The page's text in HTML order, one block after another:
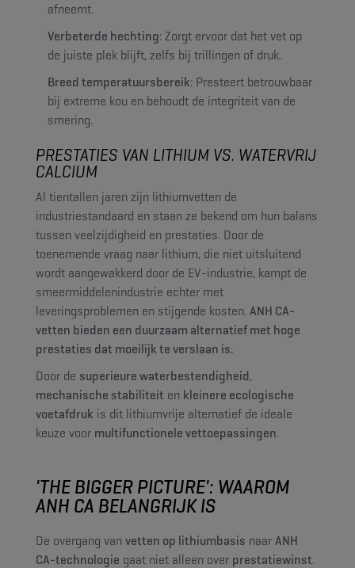
afneemt.
Verbeterde hechting: Zorgt ervoor dat het vet op
de juiste plek blijft, zelfs bij trillingen of druk.
Breed temperatuursbereik: Presteert betrouwbaar
bij extreme kou en behoudt de integriteit van de
smering.
PRESTATIES VAN LITHIUM VS. WATERVRIJ
CALCIUM
Al tientallen jaren zijn lithiumvetten de
industriestandaard en staan ze bekend om hun balans
tussen veelzijdigheid en prestaties. Door de
toenemende vraag naar lithium, die niet uitsluitend
wordt aangewakkerd door de EV-industrie, kampt de
smeermiddelenindustrie echter met
leveringsproblemen en stijgende kosten. ANH CA-
vetten bieden een duurzaam alternatief met hoge
prestaties dat moeilijk te verslaan is.
Door de superieure waterbestendigheid,
mechanische stabiliteit en kleinere ecologische
voetafdruk is dit lithiumvrije alternatief de ideale
keuze voor multifunctionele vettoepassingen.
'THE BIGGER PICTURE': WAAROM
ANH CA BELANGRIJK IS
De overgang van vetten op lithiumbasis naarANH
CA-technologie gaat niet alleen over prestatiewinst.